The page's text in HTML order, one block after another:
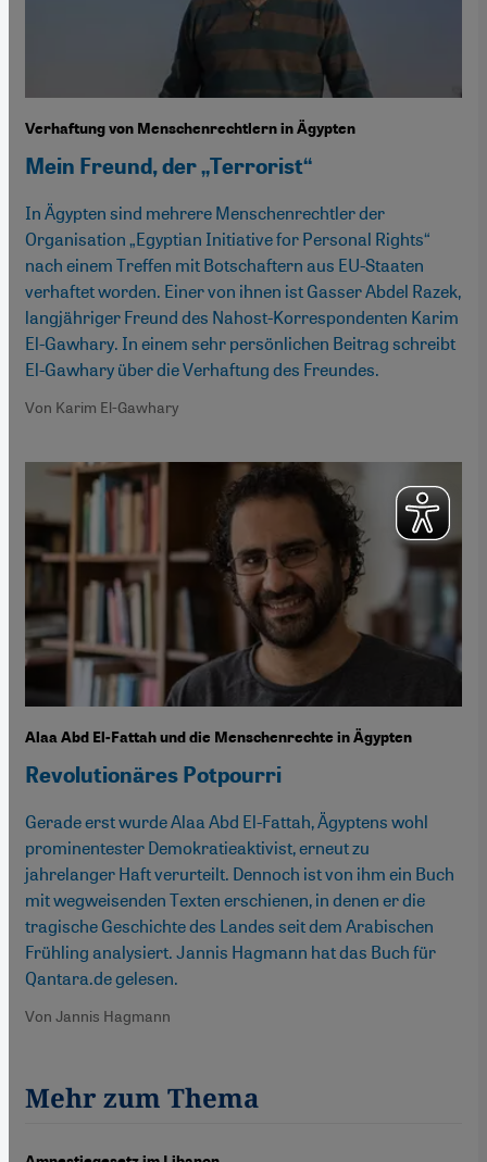
Verhaftung von Menschenrechtlern in Ägypten
Mein Freund, der „Terrorist“
In Ägypten sind mehrere Menschenrechtler der
Organisation „Egyptian Initiative for Personal Rights“
nach einem Treffen mit Botschaftern aus EU-Staaten
verhaftet worden. Einer von ihnen ist Gasser Abdel Razek,
langjähriger Freund des Nahost-Korrespondenten Karim
El-Gawhary. In einem sehr persönlichen Beitrag schreibt
El-Gawhary über die Verhaftung des Freundes.
Von Karim El-Gawhary
Alaa Abd El-Fattah und die Menschenrechte in Ägypten
Revolutionäres Potpourri
Gerade erst wurde Alaa Abd El-Fattah, Ägyptens wohl
prominentester Demokratieaktivist, erneut zu
jahrelanger Haft verurteilt. Dennoch ist von ihm ein Buch
mit wegweisenden Texten erschienen, in denen er die
tragische Geschichte des Landes seit dem Arabischen
Frühling analysiert. Jannis Hagmann hat das Buch für
Qantara.de gelesen.
Von Jannis Hagmann
Mehr zum Thema